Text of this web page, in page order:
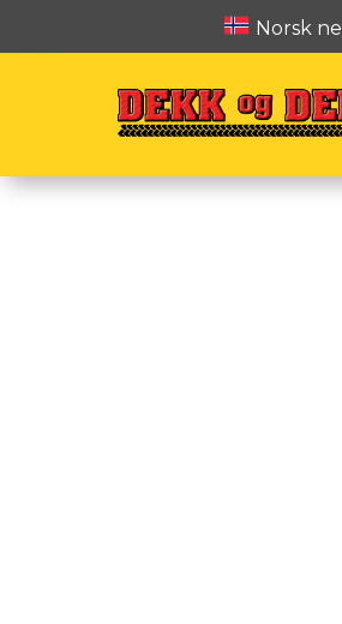
Norsk